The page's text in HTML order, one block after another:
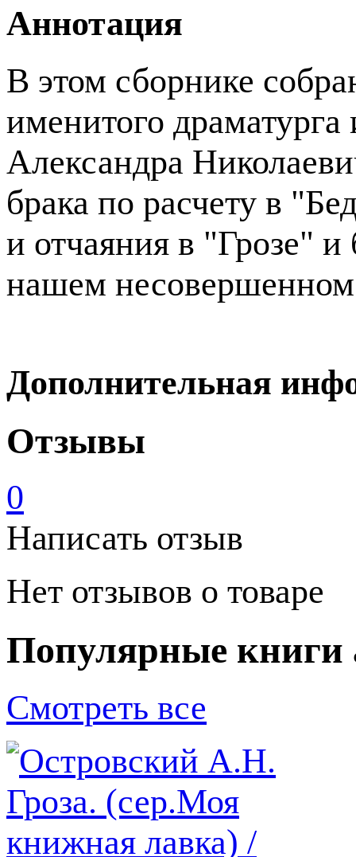
Аннотация
В этом сборнике
именитого
Александра
брака по расчету в
и отчаяния в "Грозе"
нашем
Дополнительная
Отзывы
0
Написать отзыв
Нет отзывов о товаре
Популярные книги
Смотреть все